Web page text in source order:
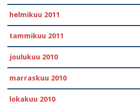
helmikuu 2011
tammikuu 2011
joulukuu 2010
marraskuu 2010
lokakuu 2010